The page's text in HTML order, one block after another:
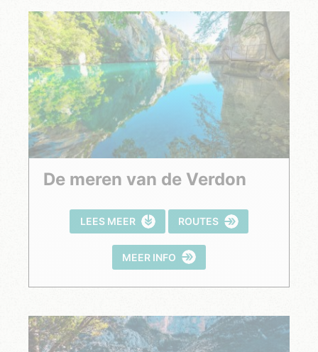
De meren van de Verdon
LEES MEER ROUTES
MEER INFO